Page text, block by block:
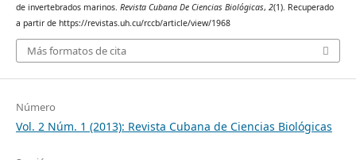
de invertebrados marinos. Revista Cubana De Ciencias Biológicas, 2(1). Recuperado
a partir de https://revistas.uh.cu/rccb/article/view/1968
Más formatos de cita
Número
Vol. 2 Núm. 1 (2013): Revista Cubana de Ciencias Biológicas